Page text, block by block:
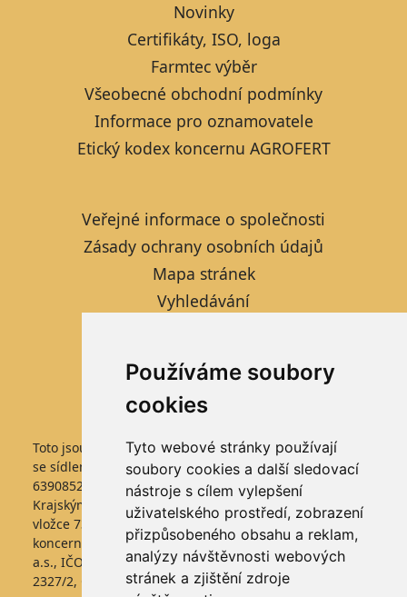
Používáme soubory
cookies
Tyto webové stránky používají
soubory cookies a další sledovací
nástroje s cílem vylepšení
uživatelského prostředí, zobrazení
přizpůsobeného obsahu a reklam,
analýzy návštěvnosti webových
stránek a zjištění zdroje
Novinky
Certifikáty, ISO, loga
Farmtec výběr
Všeobecné obchodní podmínky
Informace pro oznamovatele
Etický kodex koncernu AGROFERT
Veřejné informace o společnosti
Zásady ochrany osobních údajů
Mapa stránek
Vyhledávání
Nastavení cookies
Toto jsou internetové stránky společnosti FARMTEC a.s.,
se sídlem Jistebnice, Tisová 326, PSČ 391 33, IČO
63908522, zapsané v obchodním rejstříku vedeném
Krajským soudem v Českých Budějovicích, v oddílu B,
vložce 736. Společnost FARMTEC a.s., je členem
koncernu AGROFERT řízeného společností AGROFERT,
a.s., IČO 26185610, se sídlem na adrese Pyšelská
2327/2, Chodov, 149 00 Praha 4.